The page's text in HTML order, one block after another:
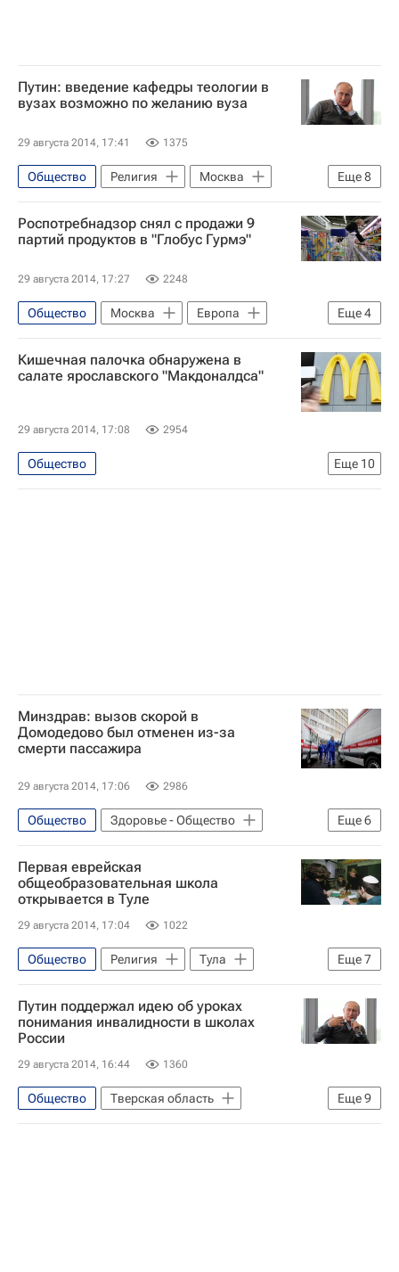
Путин: введение кафедры теологии в
вузах возможно по желанию вуза
29 августа 2014, 17:41 1375
Еще8
Общество Религия
Москва
Выступление Путина на форуме "Селигер-2014"
Центральный ФО
Весь мир
Селигер
Россия
Роспотребнадзор снял с продажи 9
партий продуктов в "Глобус Гурмэ"
29 августа 2014, 17:27 2248
Еще4
Общество Москва
Европа
Центральный ФО
Весь мир
Кишечная палочка обнаружена в
салате ярославского "Макдоналдса"
29 августа 2014, 17:08 2954
Еще 10
Общество
Проверки Роспотребнадзором ресторанов "Макдоналдс"
Минздрав: вызов скорой в
Домодедово был отменен из-за
смерти пассажира
29 августа 2014, 17:06 2986
Еще6
Общество
Здоровье - Общество
Московская область (Подмосковье)
Европа
Центральный ФО
Весь мир
Домодедово (аэропорт)
Россия
Первая еврейская
общеобразовательная школа
открывается в Туле
29 августа 2014, 17:04 1022
Еще7
Общество Религия
Тула
Центральный ФО
Тульская область
Весь мир
Европа
Российский еврейский конгресс
Религия
Путин поддержал идею об уроках
понимания инвалидности в школах
России
29 августа 2014, 16:44 1360
Еще9
Общество
Тверская область
Выступление Путина на форуме "Селигер-2014"